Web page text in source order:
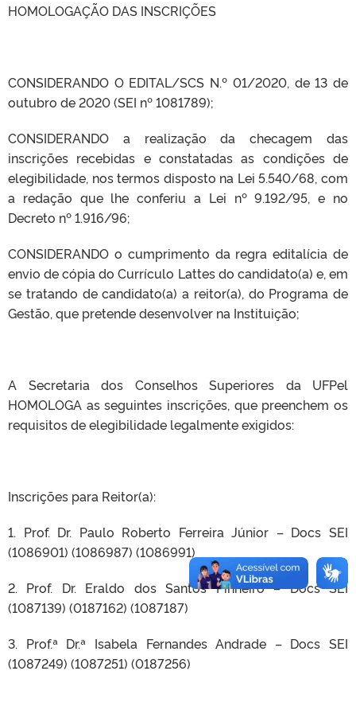
HOMOLOGAÇÃO DAS INSCRIÇÕES
CONSIDERANDO O EDITAL/SCS N.º 01/2020, de 13 de
outubro de 2020 (SEI nº 1081789);
CONSIDERANDO a realização da checagem das
inscrições recebidas e constatadas as condições de
elegibilidade, nos termos disposto na Lei 5.540/68, com
a redação que lhe conferiu a Lei nº 9.192/95, e no
Decreto nº 1.916/96;
CONSIDERANDO o cumprimento da regra editalícia de
envio de cópia do Currículo Lattes do candidato(a) e, em
se tratando de candidato(a) a reitor(a), do Programa de
Gestão, que pretende desenvolver na Instituição;
A Secretaria dos Conselhos Superiores da UFPel
HOMOLOGA as seguintes inscrições, que preenchem os
requisitos de elegibilidade legalmente exigidos:
Inscrições para Reitor(a):
1. Prof. Dr. Paulo Roberto Ferreira Júnior – Docs SEI
(1086901) (1086987) (1086991)
2. Prof. Dr. Eraldo dos Santos Pinheiro – Docs SEI
(1087139) (0187162) (1087187)
3. Prof.ª Dr.ª Isabela Fernandes Andrade – Docs SEI
(1087249) (1087251) (0187256)